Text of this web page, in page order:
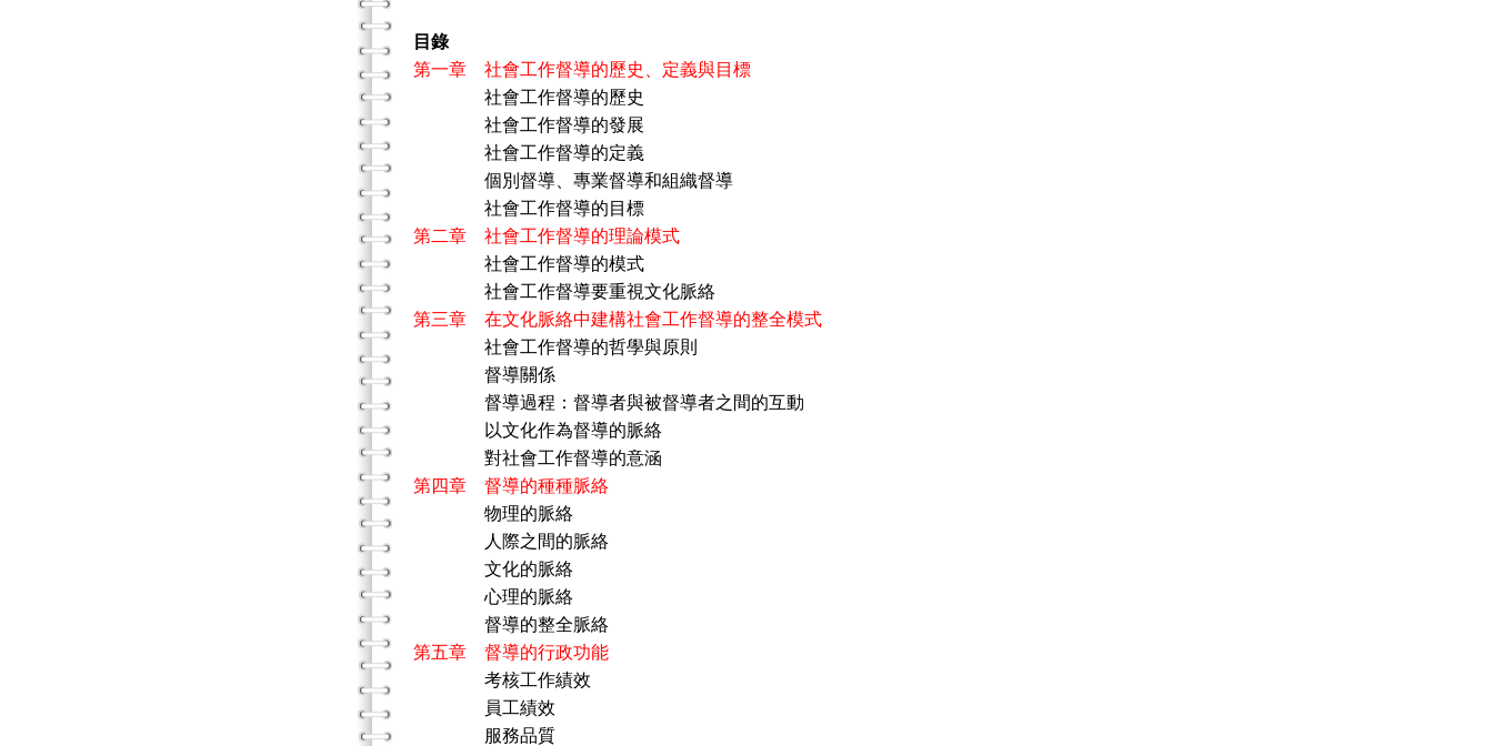
目錄
第一章 社會工作督導的歷史、定義與目標
社會工作督導的歷史
社會工作督導的發展
社會工作督導的定義
個別督導、專業督導和組織督導
社會工作督導的目標
第二章 社會工作督導的理論模式
社會工作督導的模式
社會工作督導要重視文化脈絡
第三章 在文化脈絡中建構社會工作督導的整全模式
社會工作督導的哲學與原則
督導關係
督導過程：督導者與被督導者之間的互動
以文化作為督導的脈絡
對社會工作督導的意涵
第四章 督導的種種脈絡
物理的脈絡
人際之間的脈絡
文化的脈絡
心理的脈絡
督導的整全脈絡
第五章 督導的行政功能
考核工作績效
員工績效
服務品質